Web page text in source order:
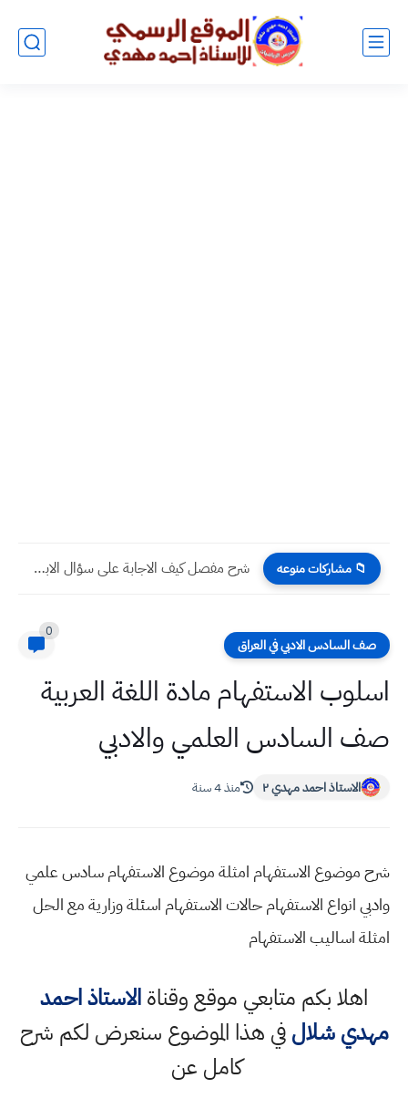
📁 مشاركات منوعه شرح مفصل كيف الاجابة على سؤال الابحاث امتحان التربية الاسلامية...
صف السادس الادبي في العراق
0
اسلوب الاستفهام مادة اللغة العربية
صف السادس العلمي والادبي
الاستاذ احمد مهدي ٢ منذ 4 سنة
شرح موضوع الاستفهام امثلة موضوع الاستفهام سادس علمي
وادبي انواع الاستفهام حالات الاستفهام اسئلة وزارية مع الحل
امثلة اساليب الاستفهام
اهلا بكم متابعي موقع وقناةالاستاذ احمد
مهدي شلالفي هذا الموضوع سنعرض لكم شرح
كامل عن